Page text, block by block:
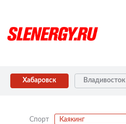
Хабаровск Владивосток
Спорт Каякинг